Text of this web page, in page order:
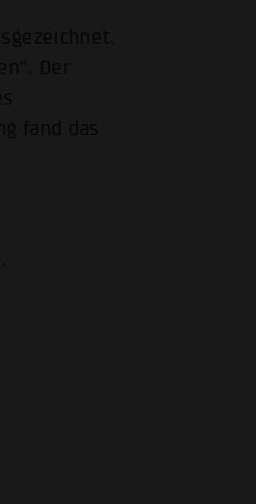
Der
fand das